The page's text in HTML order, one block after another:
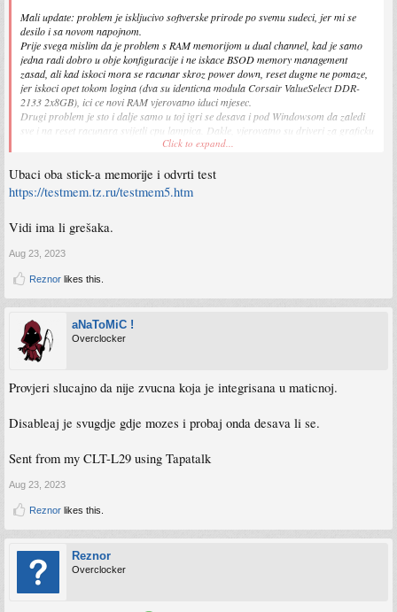
Mali update: problem je iskljucivo softverske prirode po svemu sudeci, jer mi se
desilo i sa novom napojnom.
Prije svega mislim da je problem s RAM memorijom u dual channel, kad je samo
jedna radi dobro u obje konfiguracije i ne iskace BSOD memory management
zasad, ali kad iskoci mora se racunar skroz power down, reset dugme ne pomaze,
jer iskoci opet tokom logina (dva su identicna modula Corsair ValueSelect DDR-
2133 2x8GB), ici ce novi RAM vjerovatno iduci mjesec.
Drugi problem je sto i dalje samo u toj igri se desava i pod Windowsom da zaledi
sve i na reset racunara svijetli cpu lampica. Dakle, vjerovatno su driveri za graficku
pod Windowsima, na Linuxu mi se nije desavalo vise nijednom. Opet kazem, desava
dosta sati cyberpunk i nakon toga HOTS, nista se nije desilo, dok ako HOTS prvi
krenem igrati desi mi se najcesce u toku prvog meca.
Na obje konfiguracije je sve default, nije OC, bio je UEFI sad je CSM (mozda je
Uglavnom sad je bolje nego sto je bilo, a i uzrok je otkriven, hvala jos jednom na
Sent from my iPhone using Tapatalk
Click to expand...
Ubaci oba stick-a memorije i odvrti test
https://testmem.tz.ru/testmem5.htm
Vidi ima li grešaka.
Aug 23, 2023
Reznor likes this.
aNaToMiC !
Overclocker
Provjeri slucajno da nije zvucna koja je integrisana u maticnoj.
Disableaj je svugdje gdje mozes i probaj onda desava li se.
Sent from my CLT-L29 using Tapatalk
Aug 23, 2023
Reznor likes this.
Reznor
Overclocker